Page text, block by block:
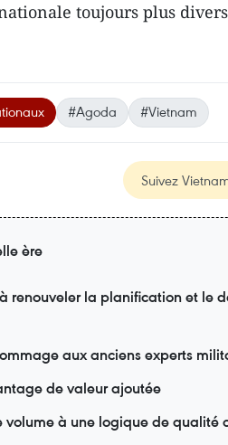
toujours plus
#Agoda #Vietnam
Suivez
ère
renouveler la planification et le
aux anciens experts
de valeur ajoutée
volume à une logique de qualité